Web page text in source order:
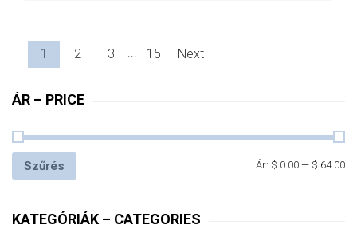
1 2 3 ... 15 Next
ÁR – PRICE
Szűrés Ár: $ 0.00 — $ 64.00
KATEGÓRIÁK – CATEGORIES